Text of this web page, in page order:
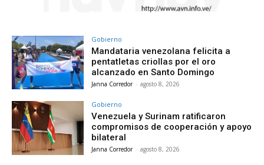
Gobierno
Mandataria venezolana felicita a
pentatletas criollas por el oro
alcanzado en Santo Domingo
Janna Corredor - agosto 8, 2026
Gobierno
Venezuela y Surinam ratificaron
compromisos de cooperación y apoyo
bilateral
Janna Corredor - agosto 8, 2026